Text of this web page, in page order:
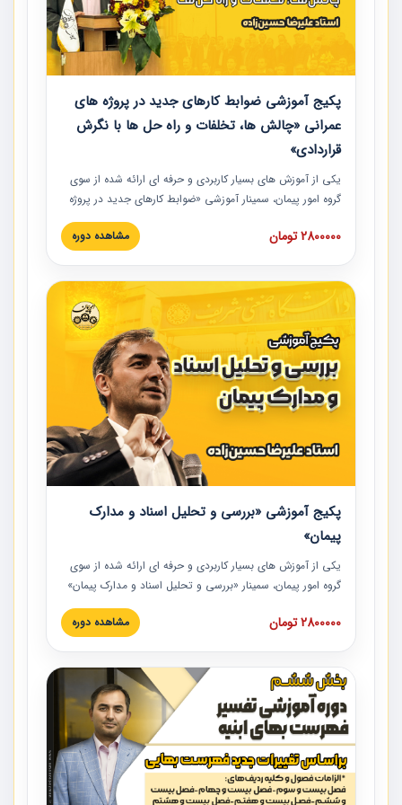
پکیج آموزشی ضوابط کارهای جدید در پروژه های
عمرانی «چالش ها، تخلفات و راه حل ها با نگرش
قراردادی»
یکی از آموزش‏‏‏‏‏‏ های بسیار کاربردی و حرفه‏ ای ارائه شده از سوی
گروه امور پیمان، سمینار آموزشی «ضوابط کارهای جدید در پروژه
های عمرانی» چالش ها، تخلفات و راه حل ها با نگرش قراردادی
است که در محل سندیکای شرکت های ساختمانی کشور ارائه شد.
مدارک پیمان به همراه تجربیات عملی ارائه شده است.
2800000 تومان مشاهده دوره
پکیج آموزشی «بررسی و تحلیل اسناد و مدارک
پیمان»
یکی از آموزش‏‏‏‏‏‏ های بسیار کاربردی و حرفه‏ ای ارائه شده از سوی
گروه امور پیمان، سمینار «بررسی و تحلیل اسناد و مدارک پیمان»
است که در دانشگاه صنعتی شریف ارائه شد. در این آموزش
نکات کلیدی مربوط به اسناد و مدارک پیمان، اولویت بندی اسناد
پیمان به همراه تجربیات عملی در این خصوص ارائه شده است.
2800000 تومان مشاهده دوره